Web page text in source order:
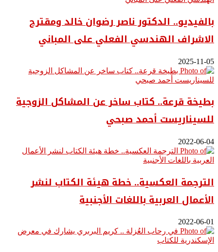
بالفيديو.. ‎الدكتور ناصر رضوان خالد ومقترح
الاشراف الهندسي الفعلي على المباني
2025-11-05
بطيخة قرعة.. كتاب ساخر عن المشاكل الزوجية
للسيناريست أحمد صبحي
2022-06-04
الترجمة العكسية.. خطة هيئة الكتاب لنشر
الأعمال العربية باللغات الأجنبية
2022-06-01